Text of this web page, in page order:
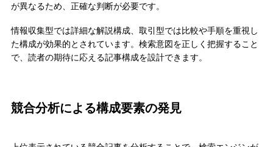
が異なるため、正確な判断が必要です。
情報収集型では詳細な解説構成、取引型では比較や手順を重視し
た構成が効果的とされています。検索意図を正しく把握すること
で、読者の期待に応える記事構成を設計できます。
競合分析による構成要素の発見